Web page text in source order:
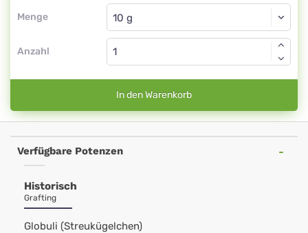
Menge
Globuli
Anzahl
In den Warenkorb
Verfügbare Potenzen
Historisch
Grafting
Globuli (Streukügelchen)